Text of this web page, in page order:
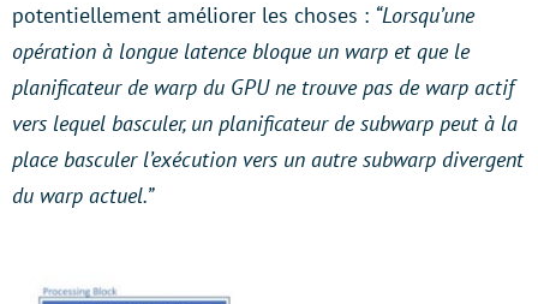
potentiellement améliorer les choses : “Lorsqu’une
opération à longue latence bloque un warp et que le
planificateur de warp du GPU ne trouve pas de warp actif
vers lequel basculer, un planificateur de subwarp peut à la
place basculer l’exécution vers un autre subwarp divergent
du warp actuel.”